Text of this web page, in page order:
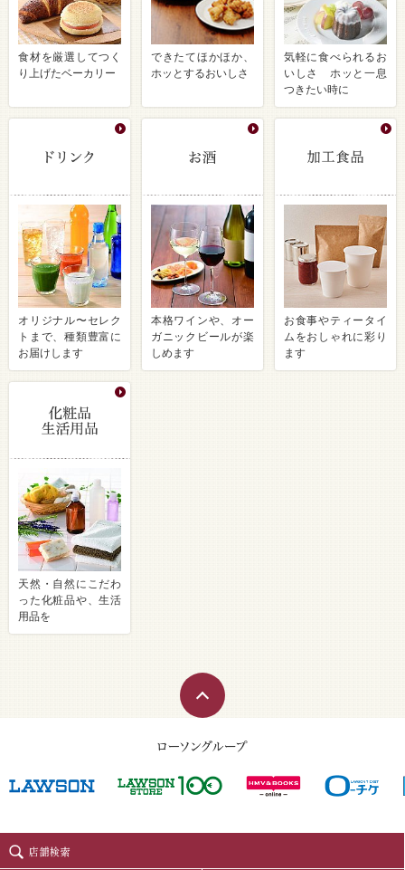
食材を厳選してつく
り上げたベーカリー
できたてほかほか、
ホッとするおいしさ
気軽に食べられるお
いしさ ホッと一息
つきたい時に
オリジナル〜セレク
トまで、種類豊富に
お届けします
本格ワインや、オー
ガニックビールが楽
しめます
お食事やティータイ
ムをおしゃれに彩り
ます
天然・自然にこだわ
った化粧品や、生活
用品を